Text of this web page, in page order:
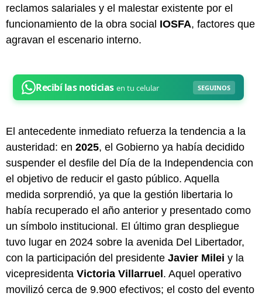
reclamos salariales y el malestar existente por el
funcionamiento de la obra social IOSFA, factores que
agravan el escenario interno.
El antecedente inmediato refuerza la tendencia a la
austeridad: en 2025, el Gobierno ya había decidido
suspender el desfile del Día de la Independencia con
el objetivo de reducir el gasto público. Aquella
medida sorprendió, ya que la gestión libertaria lo
había recuperado el año anterior y presentado como
un símbolo institucional. El último gran despliegue
tuvo lugar en 2024 sobre la avenida Del Libertador,
con la participación del presidente Javier Milei y la
vicepresidenta Victoria Villarruel. Aquel operativo
movilizó cerca de 9.900 efectivos; el costo del evento